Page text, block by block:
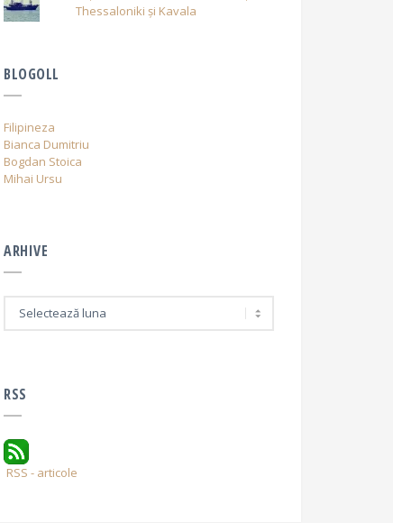
Thessaloniki și Kavala
BLOGOLL
Filipineza
Bianca Dumitriu
Bogdan Stoica
Mihai Ursu
ARHIVE
RSS
RSS - articole